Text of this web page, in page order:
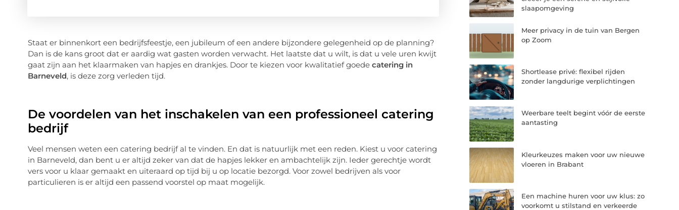
Staat er binnenkort een bedrijfsfeestje, een jubileum of een andere bijzondere gelegenheid op de planning?
Dan is de kans groot dat er aardig wat gasten worden verwacht. Het laatste dat u wilt, is dat u vele uren kwijt
gaat zijn aan het klaarmaken van hapjes en drankjes. Door te kiezen voor kwalitatief goede catering in
Barneveld, is deze zorg verleden tijd.
De voordelen van het inschakelen van een professioneel catering
bedrijf
Veel mensen weten een catering bedrijf al te vinden. En dat is natuurlijk met een reden. Kiest u voor catering
in Barneveld, dan bent u er altijd zeker van dat de hapjes lekker en ambachtelijk zijn. Ieder gerechtje wordt
vers voor u klaar gemaakt en uiteraard op tijd bij u op locatie bezorgd. Voor zowel bedrijven als voor
particulieren is er altijd een passend voorstel op maat mogelijk.
slaapomgeving
Meer privacy in de tuin van Bergen
op Zoom
Shortlease privé: flexibel rijden
zonder langdurige verplichtingen
Weerbare teelt begint vóór de eerste
aantasting
Kleurkeuzes maken voor uw nieuwe
vloeren in Brabant
Een machine huren voor uw klus: zo
voorkomt u stilstand en verkeerde